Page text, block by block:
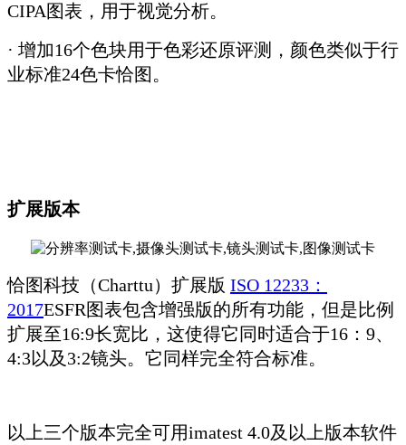
CIPA图表，用于视觉分析。
· 增加16个色块用于色彩还原评测，颜色类似于行
业标准24色卡恰图。
扩展版本
恰图科技（Charttu）扩展版 ISO 12233：
2017ESFR图表包含增强版的所有功能，但是比例
扩展至16:9长宽比，这使得它同时适合于16：9、
4:3以及3:2镜头。它同样完全符合标准。
以上三个版本完全可用imatest 4.0及以上版本软件